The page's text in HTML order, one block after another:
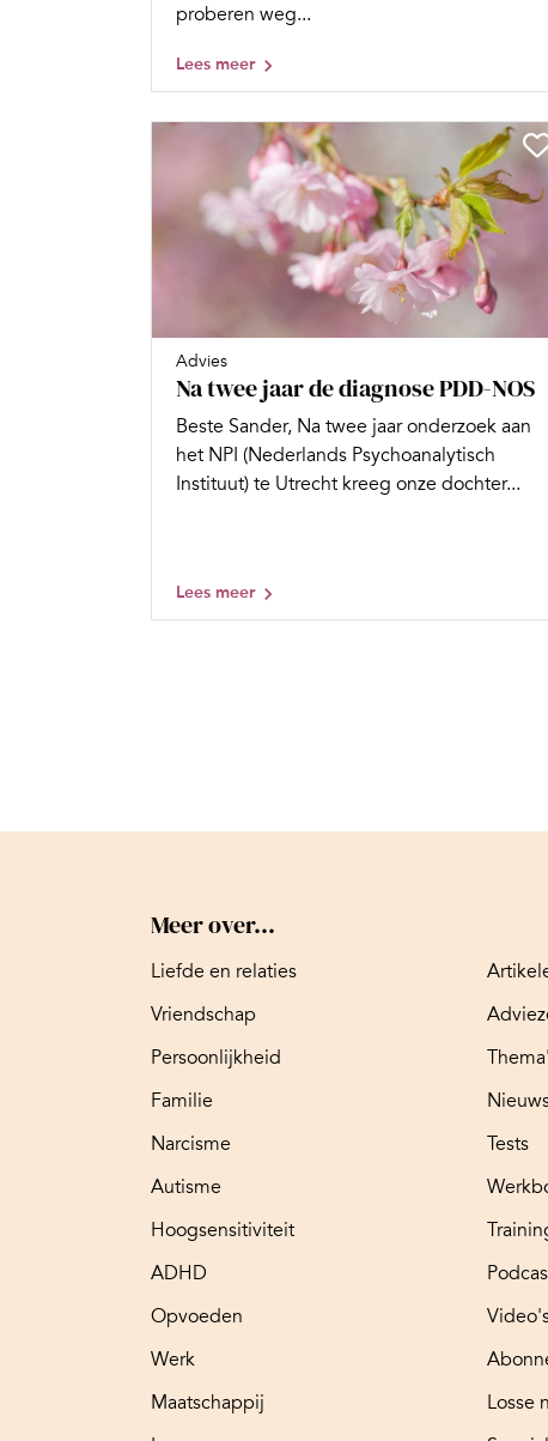
proberen weg...
Lees meer
Advies
Na twee jaar de diagnose PDD-NOS
Beste Sander, Na twee jaar onderzoek aan
het NPI (Nederlands Psychoanalytisch
Instituut) te Utrecht kreeg onze dochter...
Lees meer
Meer over...
Liefde en relaties
Vriendschap
Persoonlijkheid
Familie
Narcisme
Autisme
Hoogsensitiviteit
ADHD
Opvoeden
Werk
Maatschappij
Tests
Losse